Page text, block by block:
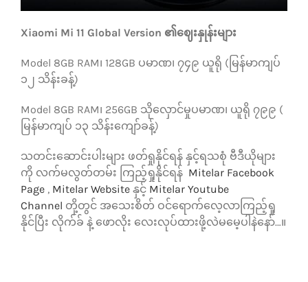
Xiaomi Mi 11 Global Version ၏ဈေးနှုန်းများ
Model 8GB RAM၊ 128GB ပမာဏ၊ ၇၄၉ ယူရို (မြန်မာကျပ်
၁၂ သိန်းခန့်)
Model 8GB RAM၊ 256GB သိုလှောင်မှုပမာဏ၊ ယူရို ၇၉၉ (
မြန်မာကျပ် ၁၃ သိန်းကျော်ခန့်)
သတင်းဆောင်းပါးများ ဖတ်ရှုနိုင်ရန် နှင့်ရသစုံ ဗီဒီယိုများ
ကို လက်မလွတ်တမ်း ကြည့်ရှုနိုင်ရန်Mitelar Facebook
Page, Mitelar Websiteနှင့် Mitelar Youtube
Channel တို့တွင် အသေးစိတ် ဝင်ရောက်လေ့လာကြည့်ရှု
နိုင်ပြီး လိုက်ခ် နဲ့ ဖောလိုး လေးလုပ်ထားဖို့လဲမမေ့ပါနဲနော်…။